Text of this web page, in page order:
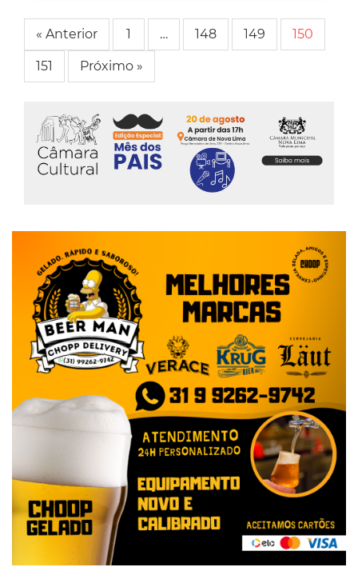
« Anterior 1 … 148 149 150
151 Próximo »